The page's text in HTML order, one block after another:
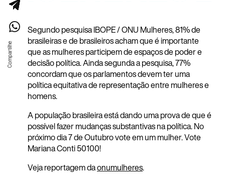
Segundo pesquisa IBOPE / ONU Mulheres, 81% de
brasileiras e de brasileiros acham que é importante
que as mulheres participem de espaços de poder e
decisão política. Ainda segunda a pesquisa, 77%
concordam que os parlamentos devem ter uma
política equitativa de representação entre mulheres e
homens.
A população brasileira está dando uma prova de que é
possível fazer mudanças substantivas na política. No
próximo dia 7 de Outubro vote em um mulher. Vote
Mariana Conti 50100!
Veja reportagem daonumulheres.